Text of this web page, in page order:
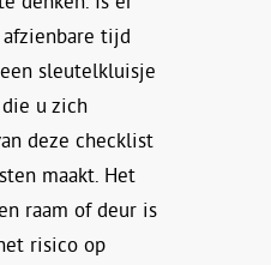
tijd
sleutelkluisje
u zich
deze checklist
maakt. Het
raam of deur is
risico op